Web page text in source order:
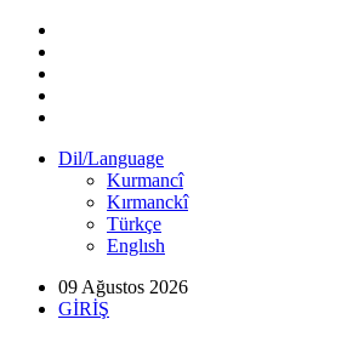
Dil/Language
Kurmancî
Kırmanckî
Türkçe
Englısh
09 Ağustos 2026
GİRİŞ